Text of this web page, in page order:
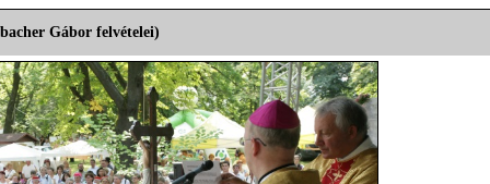
Gábor felvételei)